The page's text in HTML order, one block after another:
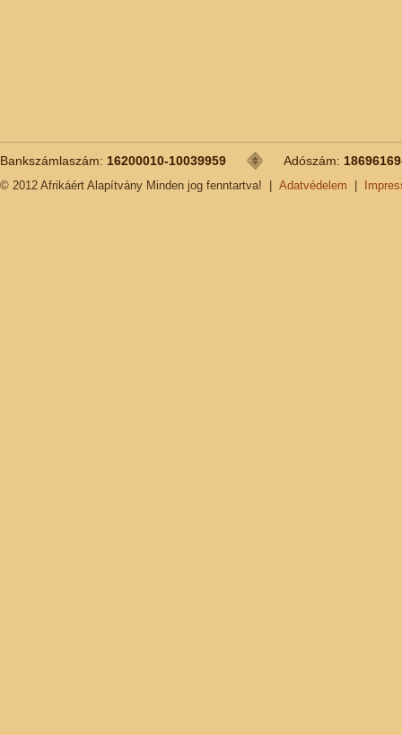
Bankszámlaszám: 16200010-10039959 Adószám:
© 2012 Afrikáért Alapítvány Minden jog fenntartva! Adatvédelem